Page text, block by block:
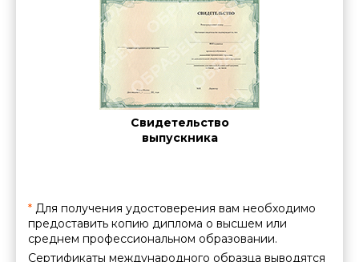
Свидетельство
выпускника
* Для получения удостоверения вам необходимо
предоставить копию диплома о высшем или
среднем профессиональном образовании.
Сертификаты международного образца выводятся